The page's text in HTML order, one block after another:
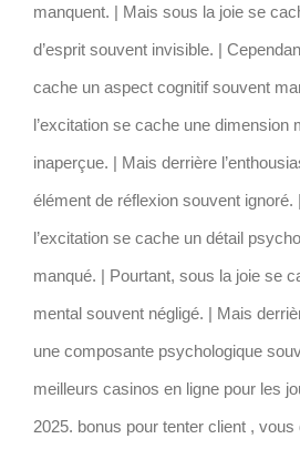
manquent. | Mais sous la joie se
d’esprit souvent invisible. |
cache un aspect cognitif souvent
l’excitation se cache une dimension
inaperçue. | Mais derrière
élément de réflexion souvent ignoré.
l’excitation se cache un détail
manqué. | Pourtant, sous la joie se
mental souvent négligé. | Mais
une composante psychologique
meilleurs casinos en ligne pour les
2025. bonus pour tenter client ,